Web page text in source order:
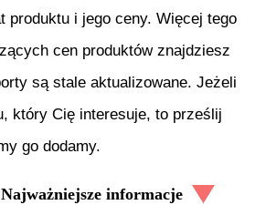
produktu i jego ceny. Więcej tego
cen produktów znajdziesz
są stale aktualizowane. Jeżeli
który Cię interesuje, to prześlij
go dodamy.
informacje